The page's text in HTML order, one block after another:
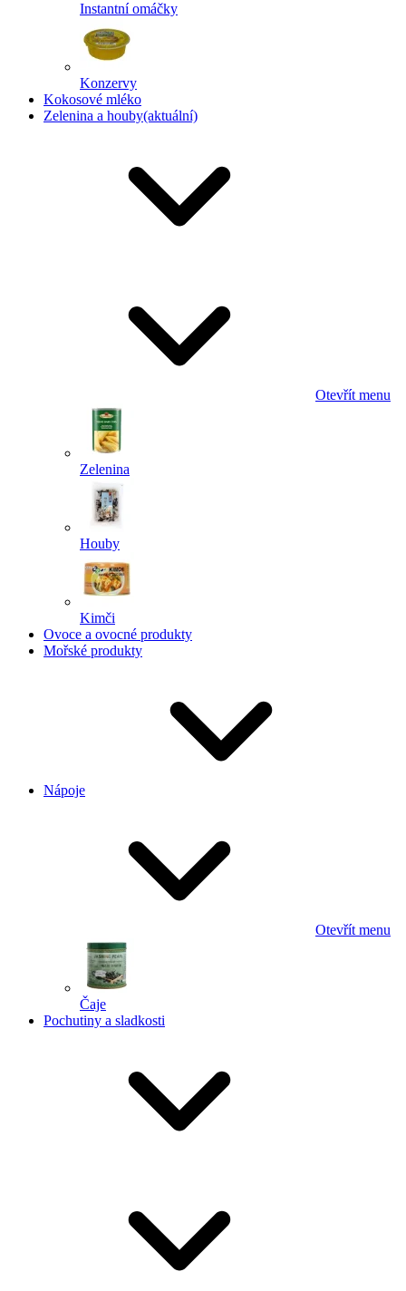
Instantní omáčky
Konzervy
Kokosové mléko
Zelenina a houby(aktuální)
Otevřít menu
Zelenina
Houby
Kimči
Ovoce a ovocné produkty
Mořské produkty
Nápoje
Otevřít menu
Čaje
Pochutiny a sladkosti